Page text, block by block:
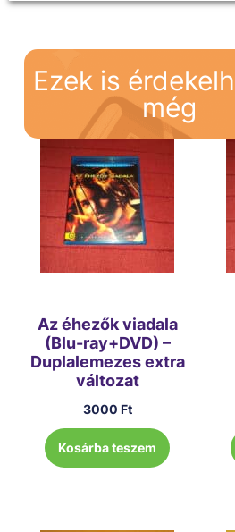
Ezek is
még
Az éhezők viadala
(Blu-ray+DVD) –
Duplalemezes extra
változat
3000 Ft
Kosárba teszem